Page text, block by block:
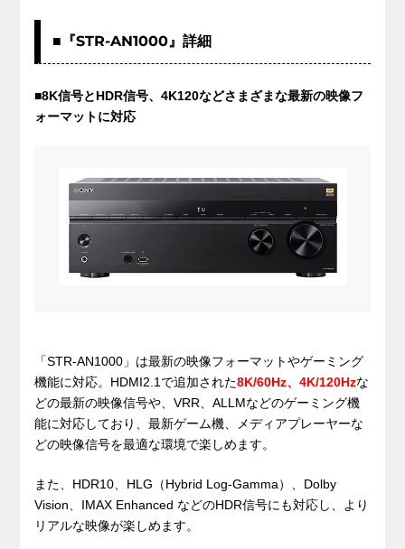
■『STR-AN1000』詳細
■8K信号とHDR信号、4K120などさまざまな最新の映像フ
ォーマットに対応
「STR-AN1000」は最新の映像フォーマットやゲーミング
機能に対応。HDMI2.1で追加された8K/60Hz、4K/120Hzな
どの最新の映像信号や、VRR、ALLMなどのゲーミング機
能に対応しており、最新ゲーム機、メディアプレーヤーな
どの映像信号を最適な環境で楽しめます。
また、HDR10、HLG（Hybrid Log-Gamma）、Dolby
Vision、IMAX Enhanced などのHDR信号にも対応し、より
リアルな映像が楽しめます。